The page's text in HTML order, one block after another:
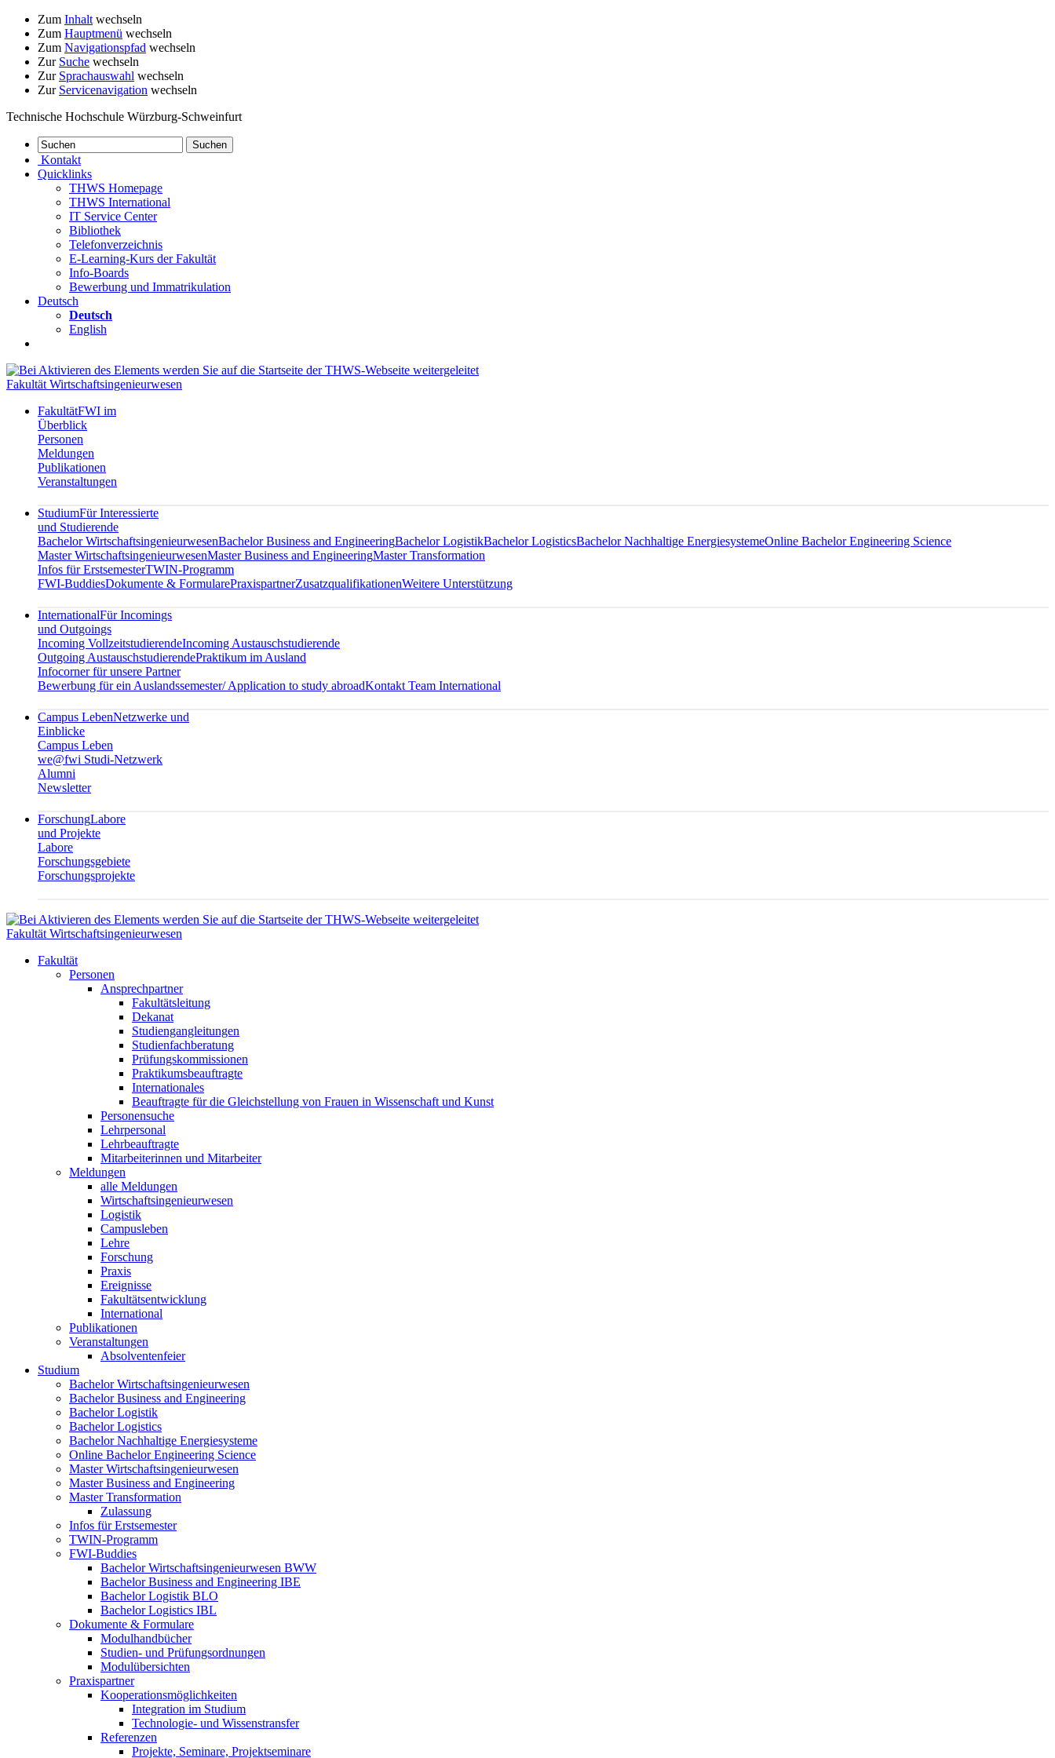
Zum Inhalt wechseln
Zum Hauptmenü wechseln
Zum Navigationspfad wechseln
Zur Suche wechseln
Zur Sprachauswahl wechseln
Zur Servicenavigation wechseln
Technische Hochschule Würzburg-Schweinfurt
Kontakt
Quicklinks
THWS Homepage
THWS International
IT Service Center
Bibliothek
Telefonverzeichnis
E-Learning-Kurs der Fakultät
Info-Boards
Bewerbung und Immatrikulation
Deutsch
Deutsch
English
Fakultät Wirtschaftsingenieurwesen
FakultätFWI im
Überblick
Personen
Meldungen
Publikationen
Veranstaltungen
StudiumFür Interessierte
und Studierende
Bachelor WirtschaftsingenieurwesenBachelor Business and EngineeringBachelor LogistikBachelor LogisticsBachelor Nachhaltige EnergiesystemeOnline Bachelor Engineering Science
Master WirtschaftsingenieurwesenMaster Business and EngineeringMaster Transformation
Infos für ErstsemesterTWIN-Programm
FWI-BuddiesDokumente & FormularePraxispartnerZusatzqualifikationenWeitere Unterstützung
InternationalFür Incomings
und Outgoings
Incoming VollzeitstudierendeIncoming Austauschstudierende
Outgoing AustauschstudierendePraktikum im Ausland
Infocorner für unsere Partner
Bewerbung für ein Auslandssemester/ Application to study abroadKontakt Team International
Campus LebenNetzwerke und
Einblicke
Campus Leben
we@fwi Studi-Netzwerk
Alumni
Newsletter
ForschungLabore
und Projekte
Labore
Forschungsgebiete
Forschungsprojekte
Fakultät Wirtschaftsingenieurwesen
Fakultät
Personen
Ansprechpartner
Fakultätsleitung
Dekanat
Studiengangleitungen
Studienfachberatung
Prüfungskommissionen
Praktikumsbeauftragte
Internationales
Beauftragte für die Gleichstellung von Frauen in Wissenschaft und Kunst
Personensuche
Lehrpersonal
Lehrbeauftragte
Mitarbeiterinnen und Mitarbeiter
Meldungen
alle Meldungen
Wirtschaftsingenieurwesen
Logistik
Campusleben
Lehre
Forschung
Praxis
Ereignisse
Fakultätsentwicklung
International
Publikationen
Veranstaltungen
Absolventenfeier
Studium
Bachelor Wirtschaftsingenieurwesen
Bachelor Business and Engineering
Bachelor Logistik
Bachelor Logistics
Bachelor Nachhaltige Energiesysteme
Online Bachelor Engineering Science
Master Wirtschaftsingenieurwesen
Master Business and Engineering
Master Transformation
Zulassung
Infos für Erstsemester
TWIN-Programm
FWI-Buddies
Bachelor Wirtschaftsingenieurwesen BWW
Bachelor Business and Engineering IBE
Bachelor Logistik BLO
Bachelor Logistics IBL
Dokumente & Formulare
Modulhandbücher
Studien- und Prüfungsordnungen
Modulübersichten
Praxispartner
Kooperationsmöglichkeiten
Integration im Studium
Technologie- und Wissenstransfer
Referenzen
Projekte, Seminare, Projektseminare